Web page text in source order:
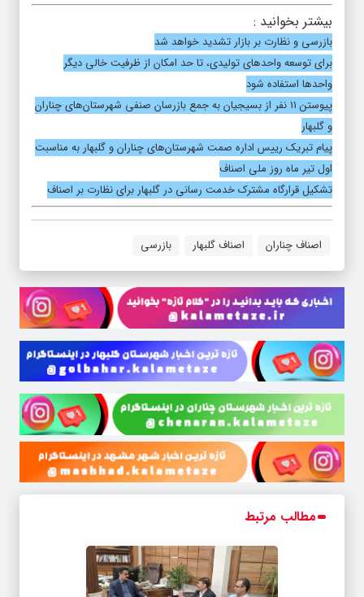
بیشتر بخوانید :
بازرسی و نظارت بر بازار تشدید خواهد شد
برای توسعه واحد‌های تولیدی، تا حد امکان از ظرفیت خالی دیگر
واحد‌ها استفاده شود
پیوستن ۱۱ نفر از بسیجیان به جمع بازرسان صنفی شهرستان‌های چناران
و گلبهار
پیام تبریک رییس اداره صمت شهرستان‌های چناران و گلبهار به مناسبت
اول تیر ماه روز ملی اصناف
تشکیل قرارگاه مشترک خدمت رسانی در گلبهار برای نظارت بر اصناف
اصناف چناران اصناف گلبهار بازرسی
مطالب مرتبط